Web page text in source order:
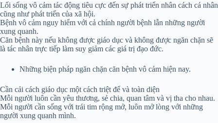
Lối sống vô cảm tác động tiêu cực đến sự phát triển nhân cách cá nhân
cũng như phát triển của xã hội.
Bệnh vô cảm nguy hiểm với cả chính người bệnh lẫn những người
xung quanh.
Căn bệnh này nếu không được giáo dục và không được ngăn chặn sẽ
là tác nhân trực tiếp làm suy giảm các giá trị đạo đức.
Những biện pháp ngăn chặn căn bệnh vô cảm hiện nay.
Cần cải cách giáo dục một cách triệt để và toàn diện
Mỗi người luôn cần yêu thương, sẻ chia, quan tâm và vị tha cho nhau.
Mỗi người cần sống với trái tim rộng mở, luôn mở lòng với những
người xung quanh mình.